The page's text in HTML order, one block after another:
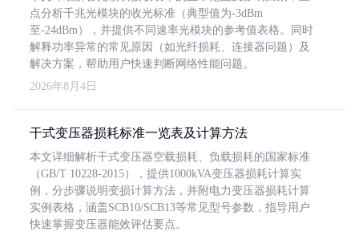
点分析千兆光模块的收光标准（典型值为-3dBm
至-24dBm），并提供不同速率光模块的参考值表格。同时
解释功率异常的常见原因（如光纤损耗、连接器问题）及
解决方案，帮助用户快速判断网络性能问题。
2026年8月4日
干式变压器损耗标准一览表及计算方法
本文详细解析干式变压器空载损耗、负载损耗的国家标准
（GB/T 10228-2015），提供1000kVA变压器损耗计算实
例，分步骤说明变损计算方法，并附电力变压器损耗计算
实例表格，涵盖SCB10/SCB13等常见型号参数，指导用户
快速掌握变压器能效评估要点。